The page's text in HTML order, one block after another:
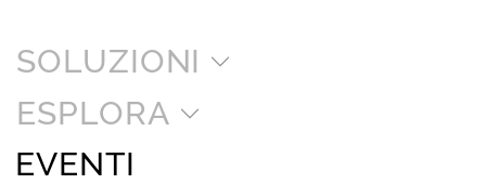
SOLUZIONI
ESPLORA
EVENTI